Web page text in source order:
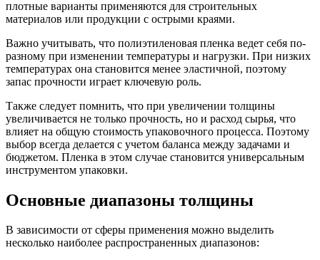
плотные варианты применяются для строительных
материалов или продукции с острыми краями.
Важно учитывать, что полиэтиленовая пленка ведет себя по-
разному при изменении температуры и нагрузки. При низких
температурах она становится менее эластичной, поэтому
запас прочности играет ключевую роль.
Также следует помнить, что при увеличении толщины
увеличивается не только прочность, но и расход сырья, что
влияет на общую стоимость упаковочного процесса. Поэтому
выбор всегда делается с учетом баланса между задачами и
бюджетом. Пленка в этом случае становится универсальным
инструментом упаковки.
Основные диапазоны толщины
В зависимости от сферы применения можно выделить
несколько наиболее распространенных диапазонов: